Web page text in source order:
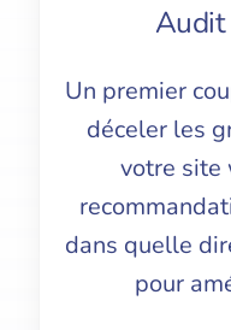
Un premier
déceler les
votre site
dans quelle
pour